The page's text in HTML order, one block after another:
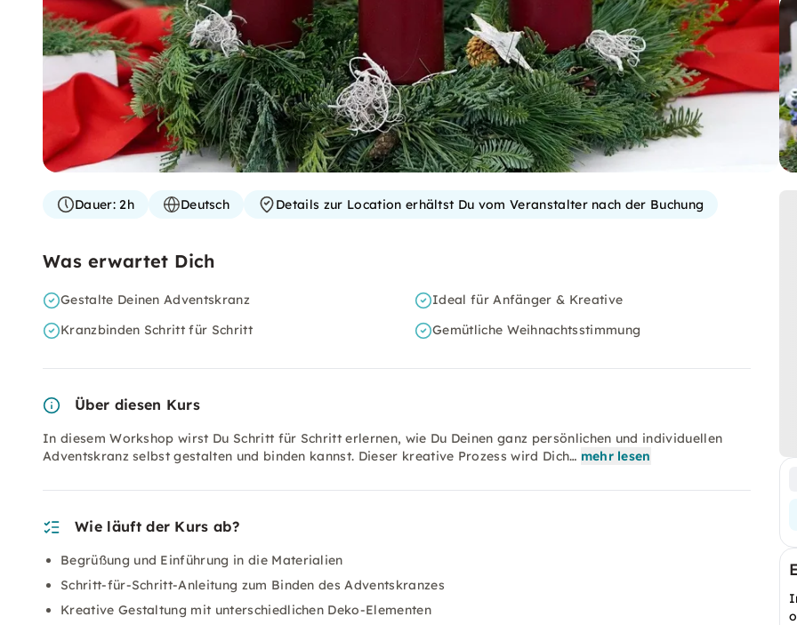
Dauer:2h Deutsch Details zur Location erhältst Du vom Veranstalter nach der Buchung
Was erwartet Dich
Gestalte Deinen Adventskranz
Ideal für Anfänger & Kreative
Kranzbinden Schritt für Schritt
Gemütliche Weihnachtsstimmung
Über diesen Kurs
In diesem Workshop wirst Du Schritt für Schritt erlernen, wie Du Deinen ganz persönlichen und individuellen
Adventskranz selbst gestalten und binden kannst. Dieser kreative Prozess wird Dich… mehr lesen
Wie läuft der Kurs ab?
Begrüßung und Einführung in die Materialien
Schritt-für-Schritt-Anleitung zum Binden des Adventskranzes
Kreative Gestaltung mit unterschiedlichen Deko-Elementen